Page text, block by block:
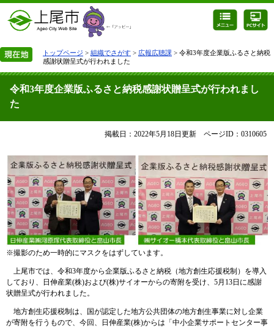
トップページ > 組織でさがす > 広報広聴課 > 令和3年度企業版ふるさと納税
感謝状贈呈式が行われました
令和3年度企業版ふるさと納税感謝状贈呈式が行われまし
た
掲載日：2022年5月18日更新 ページID：0310605
※撮影のため一時的にマスクをはずしています。
上尾市では、令和3年度から企業版ふるさと納税（地方創生応援税制）を導入
しており、日伸産業(株)および(株)サイオーからの寄附を受け、5月13日に感謝
状贈呈式が行われました。
地方創生応援税制は、国が認定した地方公共団体の地方創生事業に対し企業
が寄附を行うもので、今回、日伸産業(株)からは「中小企業サポートセンター事